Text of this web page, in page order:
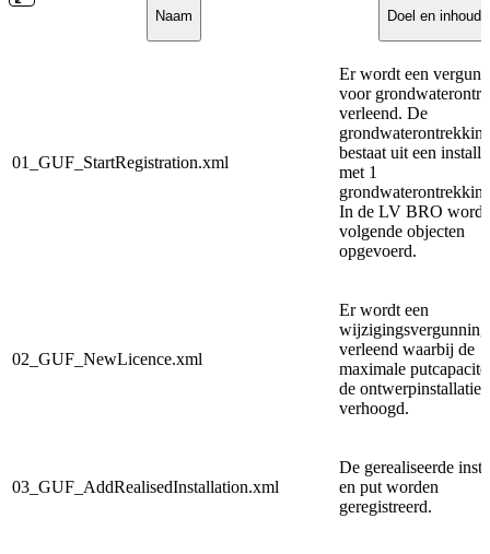
Naam Doel en inhoud
01_GUF_StartRegistration.xml
Er wordt een
voor
verleend. De
bestaat uit een
met 1
In de LV BRO
volgende objecten
opgevoerd.
02_GUF_NewLicence.xml
Erwordt een
wijzigingsvergunning
verleend waarbij de
maximale
de ontwerpinstallatie
verhoogd.
03_GUF_AddRealisedInstallation.xml
De gerealiseerde
en put worden
geregistreerd.